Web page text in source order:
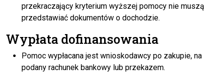
przekraczający kryterium wyższej pomocy nie muszą
przedstawiać dokumentów o dochodzie.
Wypłata dofinansowania
Pomoc wypłacana jest wnioskodawcy po zakupie, na
podany rachunek bankowy lub przekazem.